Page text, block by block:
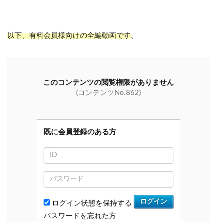
以下、有料会員様向けの全編動画です。